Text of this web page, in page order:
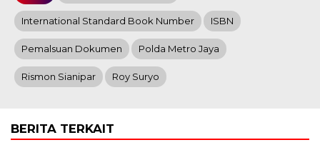
International Standard Book Number ISBN
Pemalsuan Dokumen Polda Metro Jaya
Rismon Sianipar Roy Suryo
BERITA TERKAIT